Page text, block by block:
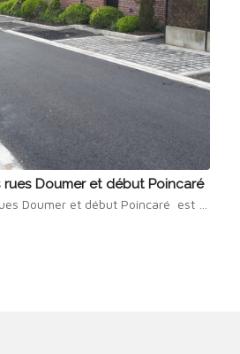
rues Doumer et début Poincaré
Doumer et début Poincaré est …